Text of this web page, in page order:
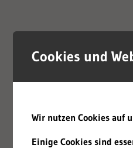
Cookies und
Wir nutzen Cookies auf
Einige Cookies sind